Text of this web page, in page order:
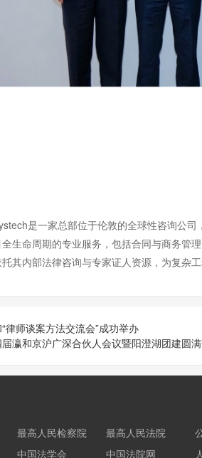
是一家总部位于伦敦的全球性咨询公
生命周期的专业服务，包括合同与商务管
其内部法律咨询与专家证人资源，为复杂
律师谈案方法交流会”成功举办
瀛和京沪广深合伙人会议暨阳澄湖团建圆
最高人民检察院 最高人民法院
中国法学会 中国法院网